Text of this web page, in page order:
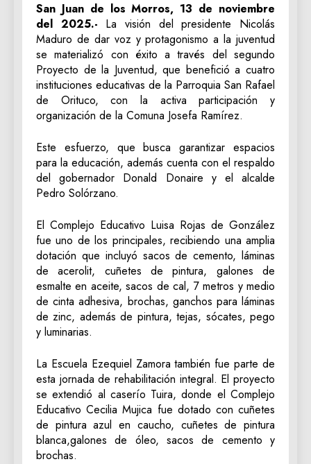
San Juan de los Morros, 13 de noviembre
del 2025.- La visión del presidente Nicolás
Maduro de dar voz y protagonismo a la juventud
se materializó con éxito a través del segundo
Proyecto de la Juventud, que benefició a cuatro
instituciones educativas de la Parroquia San Rafael
de Orituco, con la activa participación y
organización de la Comuna Josefa Ramírez.
Este esfuerzo, que busca garantizar espacios
para la educación, además cuenta con el respaldo
del gobernador Donald Donaire y el alcalde
Pedro Solórzano.
El Complejo Educativo Luisa Rojas de González
fue uno de los principales, recibiendo una amplia
dotación que incluyó sacos de cemento, láminas
de acerolit, cuñetes de pintura, galones de
esmalte en aceite, sacos de cal, 7 metros y medio
de cinta adhesiva, brochas, ganchos para láminas
de zinc, además de pintura, tejas, sócates, pego
y luminarias.
La Escuela Ezequiel Zamora también fue parte de
esta jornada de rehabilitación integral. El proyecto
se extendió al caserío Tuira, donde el Complejo
Educativo Cecilia Mujica fue dotado con cuñetes
de pintura azul en caucho, cuñetes de pintura
blanca,galones de óleo, sacos de cemento y
brochas.